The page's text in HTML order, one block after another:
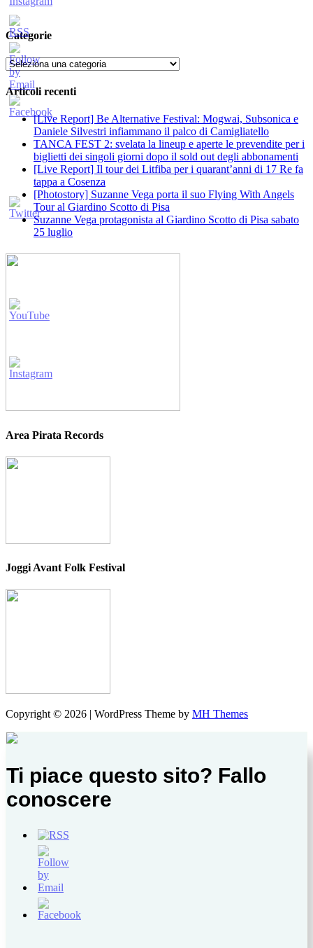
Categorie
Categorie
Articoli recenti
[Live Report] Be Alternative Festival: Mogwai, Subsonica e
Daniele Silvestri infiammano il palco di Camigliatello
TANCA FEST 2: svelata la lineup e aperte le prevendite per i
biglietti dei singoli giorni dopo il sold out degli abbonamenti
[Live Report] Il tour dei Litfiba per i quarant’anni di 17 Re fa
tappa a Cosenza
[Photostory] Suzanne Vega porta il suo Flying With Angels
Tour al Giardino Scotto di Pisa
Suzanne Vega protagonista al Giardino Scotto di Pisa sabato
25 luglio
Area Pirata Records
Joggi Avant Folk Festival
Copyright © 2026 | WordPress Theme by MH Themes
Ti piace questo sito? Fallo
conoscere